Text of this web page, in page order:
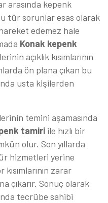
arasında kepenk
tür sorunlar esas olarak
edemez hale
Konak kepenk
açıklık kısımlarının
ön plana çıkan bu
usta kişilerden
temini aşamasında
tamiri ile hızlı bir
olur. Son yıllarda
hizmetleri yerine
zarar
çıkarır. Sonuç olarak
tecrübe sahibi